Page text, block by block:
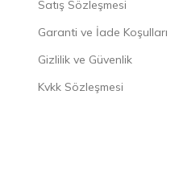
Satış Sözleşmesi
Garanti ve İade Koşulları
Gizlilik ve Güvenlik
Kvkk Sözleşmesi